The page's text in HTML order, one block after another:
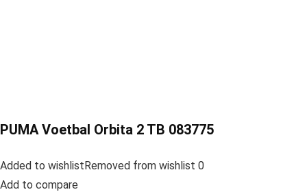
PUMA Voetbal Orbita 2 TB 083775
Added to wishlistRemoved from wishlist 0
Add to compare